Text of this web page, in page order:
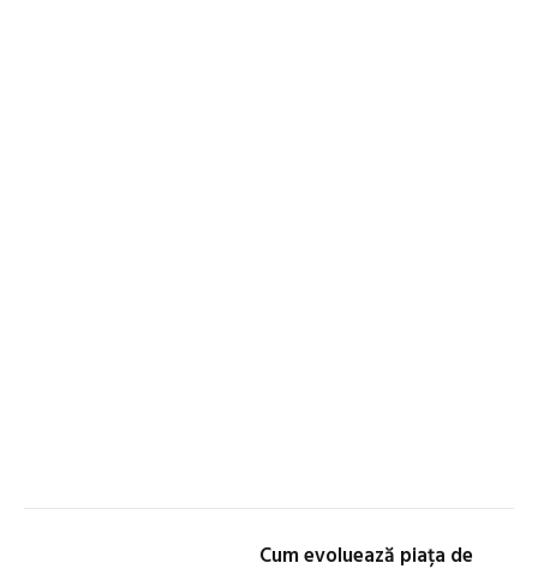
Cum evoluează piața de